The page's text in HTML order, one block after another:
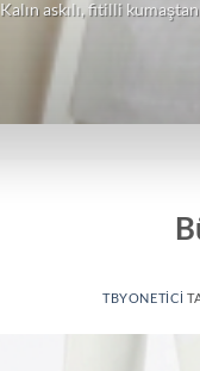
Kalın askılı, fitilli
TBYONETICI